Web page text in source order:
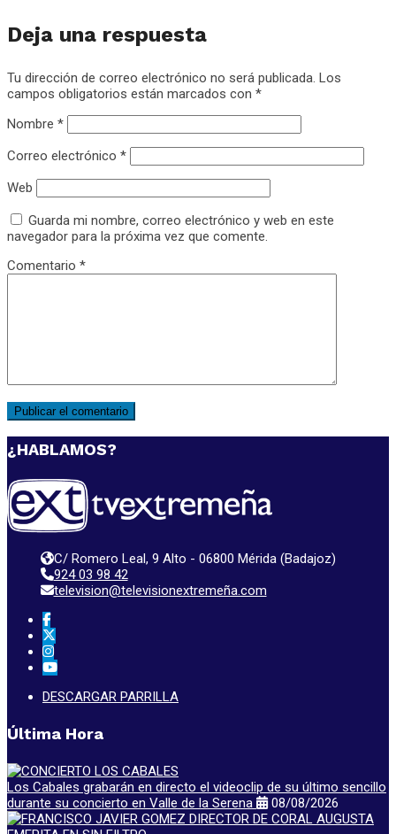
Deja una respuesta
Tu dirección de correo electrónico no será publicada. Los
campos obligatorios están marcados con *
Nombre *
Correo electrónico *
Web
Guarda mi nombre, correo electrónico y web en este
navegador para la próxima vez que comente.
Comentario *
¿HABLAMOS?
C/ Romero Leal, 9 Alto - 06800 Mérida (Badajoz)
924 03 98 42
television@televisionextremeña.com
DESCARGAR PARRILLA
Última Hora
Los Cabales grabarán en directo el videoclip de su último sencillo
durante su concierto en Valle de la Serena
08/08/2026